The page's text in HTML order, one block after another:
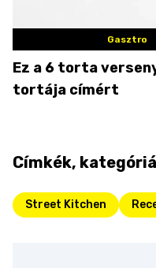
Gasztro
Ez a 6 torta
tortája címért
Címkék,
Street Kitchen